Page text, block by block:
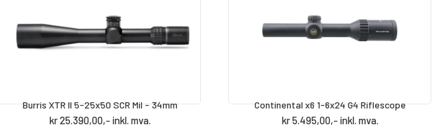
Burris XTR II 5-25x50 SCR Mil - 34mm
kr25.390,00,- inkl. mva.
Continental x6 1-6x24 G4 Riflescope
kr5.495,00,- inkl. mva.